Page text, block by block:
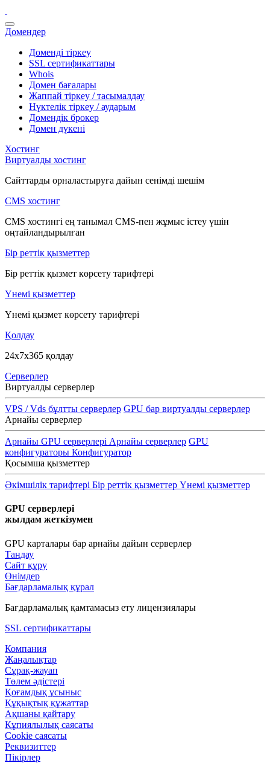
Домендер
Доменді тіркеу
SSL сертификаттары
Whois
Домен бағалары
Жаппай тіркеу / тасымалдау
Нүктелік тіркеу / аударым
Домендік брокер
Домен дүкені
Хостинг
Виртуалды хостинг
Сайттарды орналастыруға дайын сенімді шешім
CMS хостинг
CMS хостингі ең танымал CMS-пен жұмыс істеу үшін
оңтайландырылған
Бір реттік қызметтер
Бір реттік қызмет көрсету тарифтері
Үнемі қызметтер
Үнемі қызмет көрсету тарифтері
Қолдау
24x7x365 қолдау
Серверлер
Виртуалды серверлер
VPS / Vds бұлтты серверлер GPU бар виртуалды серверлер
Арнайы серверлер
Арнайы GPU серверлері Арнайы серверлер GPU
конфигураторы Конфигуратор
Қосымша қызметтер
Әкімшілік тарифтері Бір реттік қызметтер Үнемі қызметтер
GPU серверлері
жылдам жеткізумен
GPU карталары бар арнайы дайын серверлер
Таңдау
Сайт құру
Өнімдер
Бағдарламалық құрал
Бағдарламалық қамтамасыз ету лицензиялары
SSL сертификаттары
Компания
Жаңалықтар
Сұрақ-жауап
Төлем әдістері
Қоғамдық ұсыныс
Құқықтық құжаттар
Ақшаны қайтару
Құпиялылық саясаты
Сookie саясаты
Реквизиттер
Пікірлер